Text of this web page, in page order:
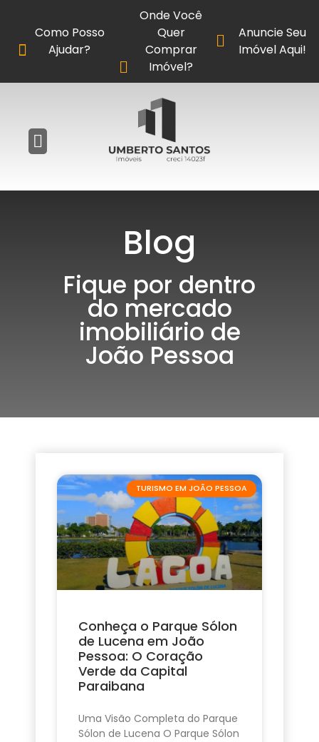
Anuncie Seu
Imóvel Aqui!
Como Posso
Ajudar?
Onde Você
Quer
Comprar
Imóvel?
Blog
Fique por dentro
do mercado
imobiliário de
João Pessoa
TURISMO EM JOÃO PESSOA
Conheça o Parque Sólon
de Lucena em João
Pessoa: O Coração
Verde da Capital
Paraibana
Uma Visão Completa do Parque
Sólon de Lucena O Parque Sólon